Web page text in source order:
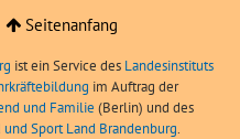
Seitenanfang
ist ein Service des Landesinstituts
im Auftrag der
und Familie (Berlin) und des
Sport Land Brandenburg.